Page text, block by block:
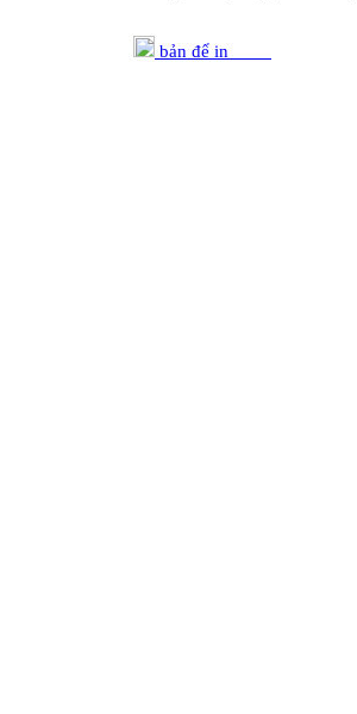
bản để in